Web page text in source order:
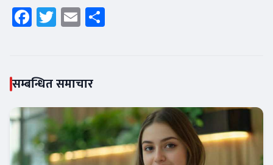
Facebook
Twitter
Email
सम्बन्धित समाचार